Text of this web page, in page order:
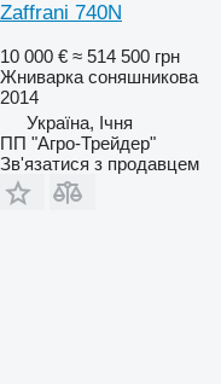
Zaffrani 740N
10 000 € ≈ 514 500 грн
Жниварка соняшникова
2014
Україна, Ічня
ПП "Агро-Трейдер"
Зв'язатися з продавцем